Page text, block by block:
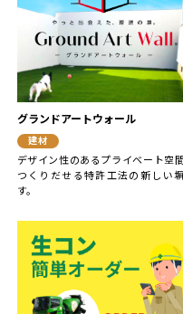
グランドアートウォール
建材
デザイン性のあるプライベート空
つくりだせる特許工法の新しい
す。